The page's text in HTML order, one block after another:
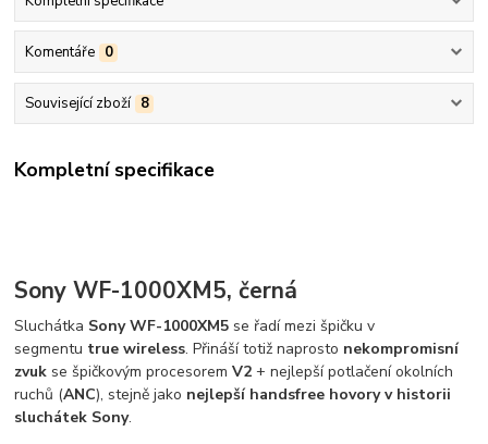
Komentáře 0
Související zboží 8
Kompletní specifikace
Sony WF-1000XM5, černá
Sluchátka Sony WF-1000XM5 se řadí mezi špičku v
segmentu true wireless. Přináší totiž naprosto nekompromisní
zvuk se špičkovým procesoremV2 + nejlepší potlačení okolních
ruchů (ANC), stejně jako nejlepší handsfree hovory v historii
sluchátek Sony.